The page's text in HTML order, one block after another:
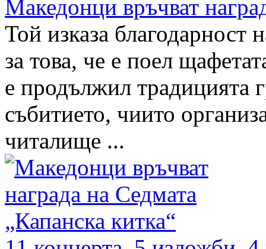
Македонци връчват
Той изказа благодарност
за това, че е поел
е продължил традицията
събитието, чиито
читалище ...